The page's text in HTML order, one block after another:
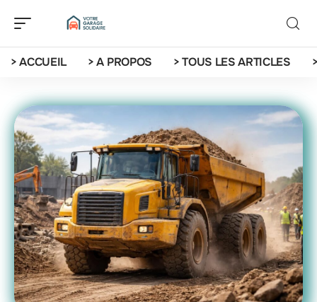
> ACCUEIL > A PROPOS > TOUS LES ARTICLES